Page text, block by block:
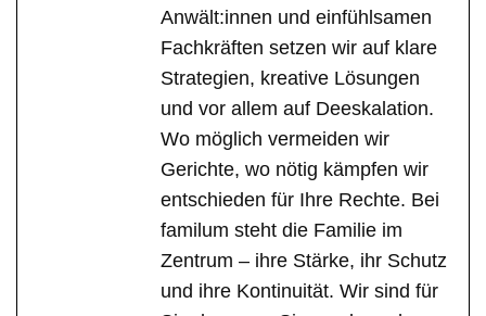
Anwält:innen und einfühlsamen
Fachkräften setzen wir auf klare
Strategien, kreative Lösungen
und vor allem auf Deeskalation.
Wo möglich vermeiden wir
Gerichte, wo nötig kämpfen wir
entschieden für Ihre Rechte. Bei
familum steht die Familie im
Zentrum – ihre Stärke, ihr Schutz
und ihre Kontinuität. Wir sind für